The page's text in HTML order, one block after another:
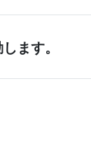
ます。